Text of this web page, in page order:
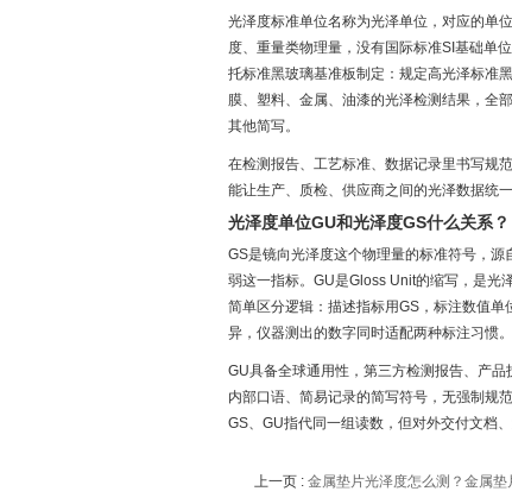
光泽度标准单位名称为光泽单位，对应的单
度、重量类物理量，没有国际标准SI基础单
托标准黑玻璃基准板制定：规定高光泽标准
膜、塑料、金属、油漆的光泽检测结果，全
其他简写。
在检测报告、工艺标准、数据记录里书写规
能让生产、质检、供应商之间的光泽数据统
光泽度单位GU和光泽度GS什么关系？
GS是镜向光泽度这个物理量的标准符号，
弱这一指标。GU是Gloss Unit的缩写，是光
简单区分逻辑：描述指标用GS，标注数值
异，仪器测出的数字同时适配两种标注习惯。
GU具备全球通用性，第三方检测报告、产
内部口语、简易记录的简写符号，无强制规
GS、GU指代同一组读数，但对外交付文档
上一页 : 金属垫片光泽度怎么测？金属垫